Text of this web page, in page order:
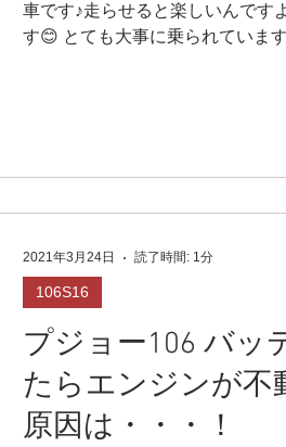
車です♪走らせると楽しいんです
す😊 とても大事に乗られていま
プジョー106 バッ
たらエンジンが不
原因は・・・！
106S16
2021年3月24日 読了時間: 1分